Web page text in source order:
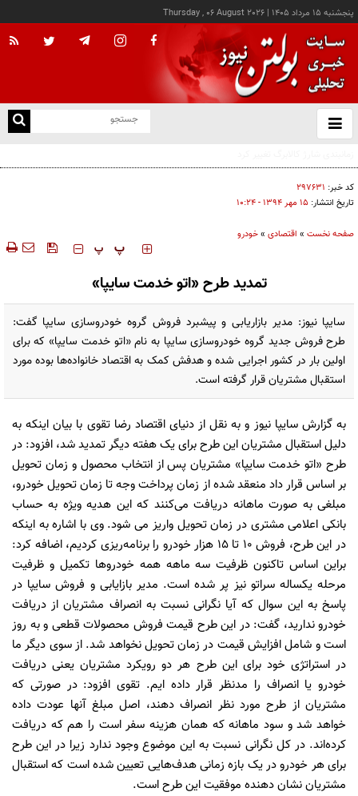
پنجشنبه ۱۵ مرداد ۱۴۰۵ |
Thursday , 06 August 2026
باز
و
کد خبر: ۲۹۷۶۳۱
تاریخ انتشار: ۱۵ مهر ۱۳۹۴ - ۱۰:۲۴
صفحه نخست » اقتصادی »خودرو
‍‍‍ پ پ
تمدید طرح «اتو خدمت سایپا»
سایپا نیوز: مدیر بازاریابی و پیشبرد فروش گروه خودروسازی سایپا گفت:
طرح فروش جدید گروه خودروسازی سایپا به نام «اتو خدمت سایپا» که برای
اولین بار در کشور اجرایی شده و هدفش کمک به اقتصاد خانواده‌ها بوده مورد
استقبال مشتریان قرار گرفته است.
به گزارش سایپا نیوز و به نقل از دنیای اقتصاد رضا تقوی با بیان اینکه به
دلیل استقبال مشتریان این طرح برای یک هفته دیگر تمدید شد، افزود: در
طرح «اتو خدمت سایپا» مشتریان پس از انتخاب محصول و زمان تحویل
بر اساس قرار داد منعقد شده از زمان پرداخت وجه تا زمان تحویل خودرو،
مبلغی به صورت ماهانه دریافت می‌کنند که این هدیه ویژه به حساب
بانکی اعلامی مشتری در زمان تحویل واریز می شود. وی با اشاره به اینکه
در این طرح، فروش 10 تا 15 هزار خودرو را برنامه‌ریزی کردیم، اضافه کرد:
براین اساس تاکنون ظرفیت سه ماهه همه خودروها تکمیل و ظرفیت
مرحله یکساله سراتو نیز پر شده است. مدیر بازایابی و فروش سایپا در
پاسخ به این سوال که آیا نگرانی نسبت به انصراف مشتریان از دریافت
خودرو ندارید، گفت: در این طرح قیمت فروش محصولات قطعی و به روز
است و شامل افزایش قیمت در زمان تحویل نخواهد شد. از سوی دیگر ما
در استراتژی خود برای این طرح هر دو رویکرد مشتریان یعنی دریافت
خودرو یا انصراف را مدنظر قرار داده ایم. تقوی افزود: در صورتی که
مشتریان از طرح مورد نظر انصراف دهند، اصل مبلغ آنها عودت داده
خواهد شد و سود ماهانه که همان هزینه سفر است را هم که دریافت
کرده‌اند. در کل نگرانی نسبت به این موضوع وجود ندارد زیرا در این طرح
برای هر خودرو در یک بازه زمانی هدف‌هایی تعیین شده است که استقبال
مشتریان نشان دهنده موفقیت این طرح است.